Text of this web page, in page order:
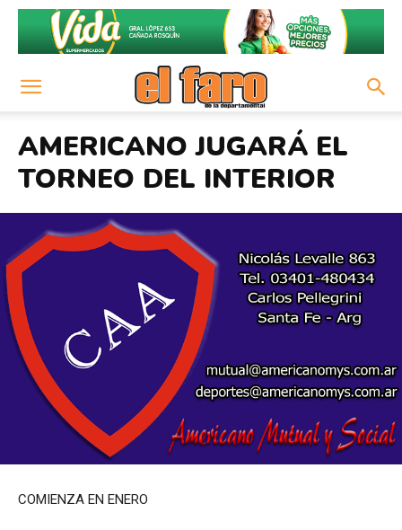
AMERICANO JUGARÁ EL
TORNEO DEL INTERIOR
COMIENZA EN ENERO